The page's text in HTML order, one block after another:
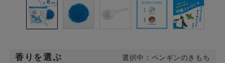
香りを選ぶ 選択中：ペンギンのきもち